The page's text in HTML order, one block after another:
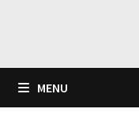
MENU